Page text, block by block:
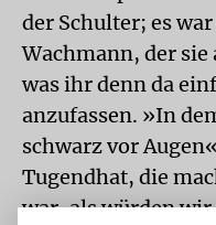
der Schulter; es
Wachmann, der
was ihr denn da
anzufassen. »In
schwarz vor
Tugendhat, die
war, als würden